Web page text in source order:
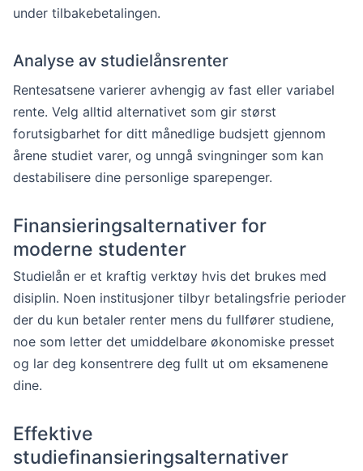
under tilbakebetalingen.
Analyse av studielånsrenter
Rentesatsene varierer avhengig av fast eller variabel
rente. Velg alltid alternativet som gir størst
forutsigbarhet for ditt månedlige budsjett gjennom
årene studiet varer, og unngå svingninger som kan
destabilisere dine personlige sparepenger.
Finansieringsalternativer for
moderne studenter
Studielån er et kraftig verktøy hvis det brukes med
disiplin. Noen institusjoner tilbyr betalingsfrie perioder
der du kun betaler renter mens du fullfører studiene,
noe som letter det umiddelbare økonomiske presset
og lar deg konsentrere deg fullt ut om eksamenene
dine.
Effektive
studiefinansieringsalternativer